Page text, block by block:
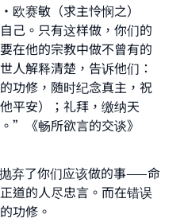
赛敏（求主怜悯之）
己。只有这样做，你们的
在他的宗教中做不曾有的
人解释清楚，告诉他们：
功修，随时纪念真主，祝
平安）；礼拜，缴纳天
”《畅所欲言的交谈》
弃了你们应该做的事——命
道的人尽忠言。而在错误
功修。